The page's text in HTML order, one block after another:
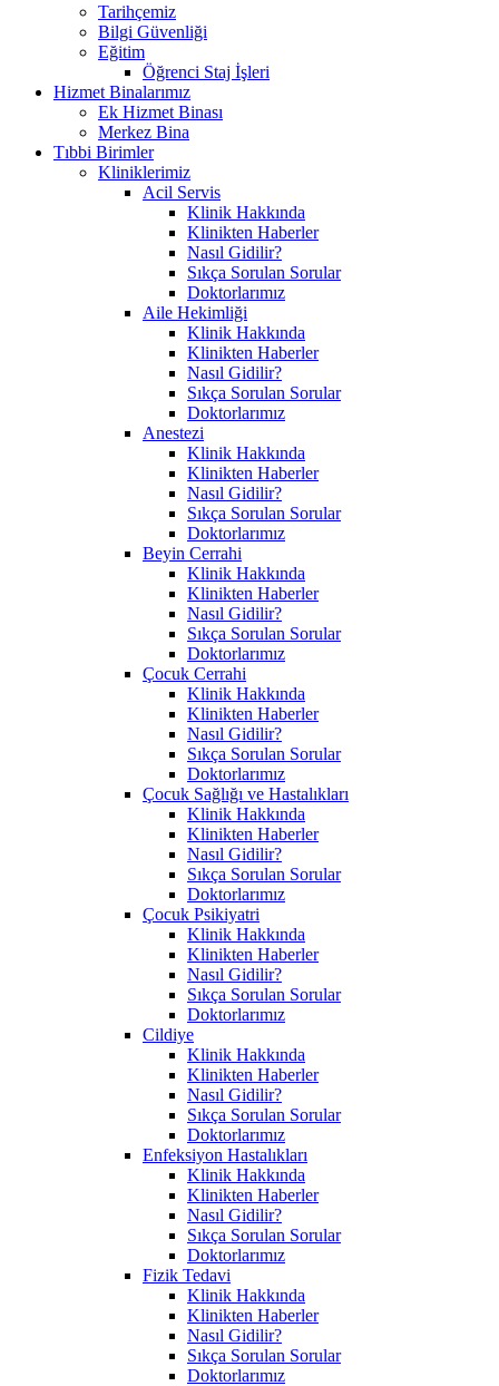
Tarihçemiz
Bilgi Güvenliği
Eğitim
Öğrenci Staj İşleri
Hizmet Binalarımız
Ek Hizmet Binası
Merkez Bina
Tıbbi Birimler
Kliniklerimiz
Acil Servis
Klinik Hakkında
Klinikten Haberler
Nasıl Gidilir?
Sıkça Sorulan Sorular
Doktorlarımız
Aile Hekimliği
Klinik Hakkında
Klinikten Haberler
Nasıl Gidilir?
Sıkça Sorulan Sorular
Doktorlarımız
Anestezi
Klinik Hakkında
Klinikten Haberler
Nasıl Gidilir?
Sıkça Sorulan Sorular
Doktorlarımız
Beyin Cerrahi
Klinik Hakkında
Klinikten Haberler
Nasıl Gidilir?
Sıkça Sorulan Sorular
Doktorlarımız
Çocuk Cerrahi
Klinik Hakkında
Klinikten Haberler
Nasıl Gidilir?
Sıkça Sorulan Sorular
Doktorlarımız
Çocuk Sağlığı ve Hastalıkları
Klinik Hakkında
Klinikten Haberler
Nasıl Gidilir?
Sıkça Sorulan Sorular
Doktorlarımız
Çocuk Psikiyatri
Klinik Hakkında
Klinikten Haberler
Nasıl Gidilir?
Sıkça Sorulan Sorular
Doktorlarımız
Cildiye
Klinik Hakkında
Klinikten Haberler
Nasıl Gidilir?
Sıkça Sorulan Sorular
Doktorlarımız
Enfeksiyon Hastalıkları
Klinik Hakkında
Klinikten Haberler
Nasıl Gidilir?
Sıkça Sorulan Sorular
Doktorlarımız
Fizik Tedavi
Klinik Hakkında
Klinikten Haberler
Nasıl Gidilir?
Sıkça Sorulan Sorular
Doktorlarımız